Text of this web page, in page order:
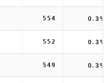
554 0.3%
552 0.3%
549 0.3%